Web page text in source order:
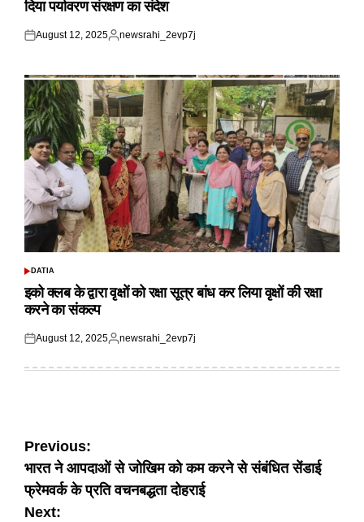
दिया पर्यावरण संरक्षण का संदेश
Posted
August 12, 2025
Posted
newsrahi_2evp7j
POSTED
DATIA
इको क्लब के द्वारा वृक्षों को रक्षा सूत्र बांध कर लिया वृक्षों की रक्षा
करने का संकल्प
Posted
August 12, 2025
Posted
newsrahi_2evp7j
Post
navigation
Previous:
भारत ने आपदाओं से जोखिम को कम करने से संबंधित सेंडाई
फ्रेमवर्क के प्रति वचनबद्धता दोहराई
Next: